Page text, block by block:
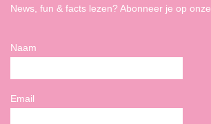
News, fun & facts lezen? Abonneer je op onze
Naam
Email